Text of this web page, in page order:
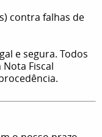
contra falhas de
e segura. Todos
Fiscal